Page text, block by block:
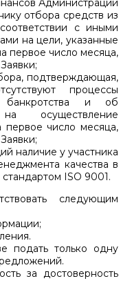
Администрации
отбора средств из
с иными
на цели, указанные
первое число месяца,
подтверждающая,
процессы
банкротства и об
осуществление
первое число месяца,
наличие у участника
качества в
ISO 9001.
следующим
подать только одну
за достоверность